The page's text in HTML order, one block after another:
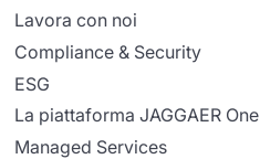
Lavora con noi
Compliance & Security
ESG
La piattaforma JAGGAER One
Managed Services